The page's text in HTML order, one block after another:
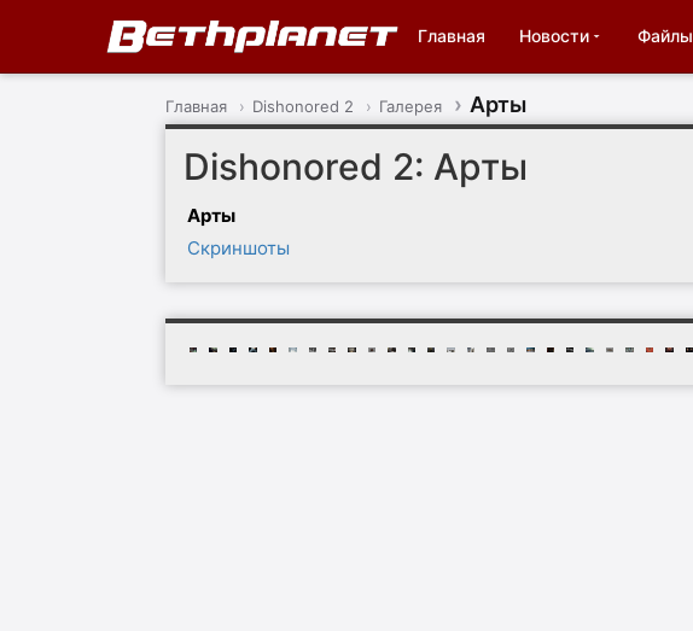
Главная Новости Файлы
Главная Dishonored 2 Галерея Арты
Dishonored 2: Арты
Арты
Скриншоты